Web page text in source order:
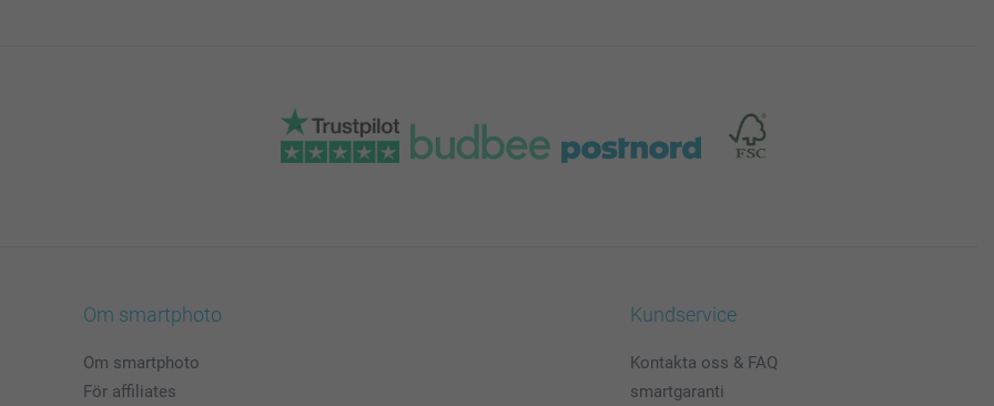
Om smartphoto
Om smartphoto
För affiliates
Kundservice
Kontakta oss & FAQ
smartgaranti